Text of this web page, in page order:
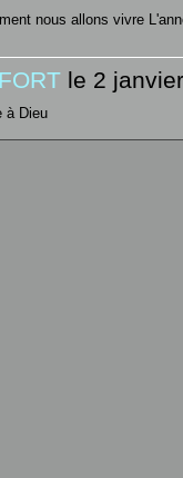
nous allons vivre
le 2
à Dieu